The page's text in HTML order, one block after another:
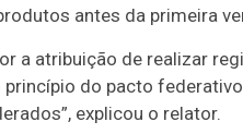
antes da primeira
a atribuição de realizar
do pacto federativo
explicou o relator.